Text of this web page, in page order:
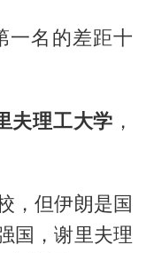
一名的差距十
夫理工大学 ，
，但伊朗是国
国，谢里夫理